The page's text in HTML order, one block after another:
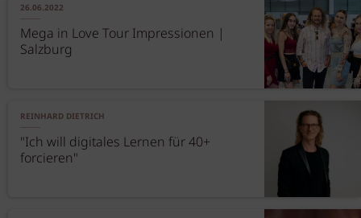
26.06.2022
Mega in Love Tour Impressionen |
Salzburg
REINHARD DIETRICH
"Ich will digitales Lernen für 40+
forcieren"